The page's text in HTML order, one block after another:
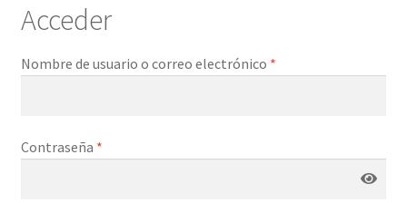
curso
Finalizar compra
Acceder
Nombre de usuario o correo electrónico *Obligatorio
Contraseña *Obligatorio